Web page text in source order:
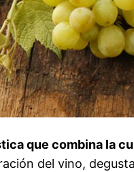
que combina la
del vino,